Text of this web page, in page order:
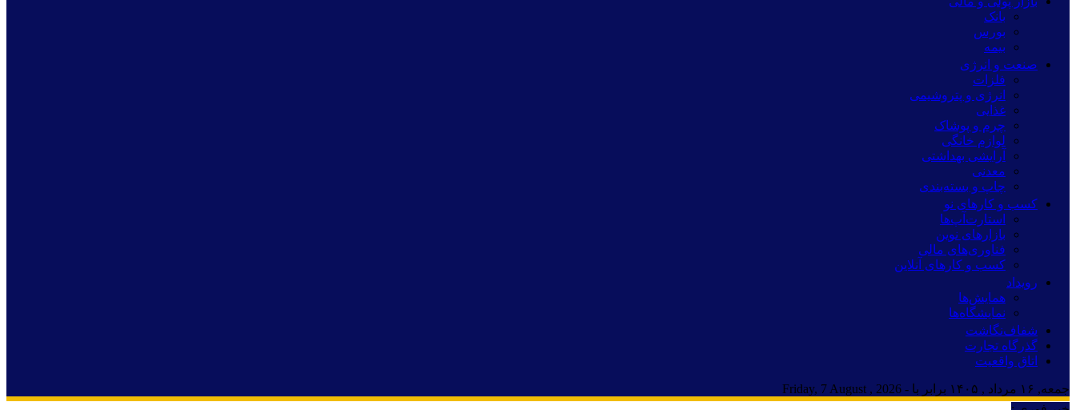
بانک
بورس
بیمه
صنعت و انرژی
فلزات
انرژی و پتروشیمی
غذایی
چرم و پوشاک
لوازم خانگی
آرایشی بهداشتی
معدنی
چاپ و بسته‌بندی
کسب و کارهای نو
استارت‌آپ‌ها
بازارهای نوین
فناوری‌های مالی
کسب و کارهای آنلاین
رویداد
همایش‌ها
نمایشگاه‌ها
شفاف‌نگاشت
گذرگاه تجارت
اتاق واقعیت
جمعه, ۱۶ مرداد , ۱۴۰۵ برابر با - Friday, 7 August , 2026